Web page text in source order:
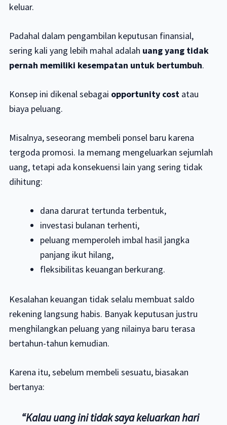
keluar.
Padahal dalam pengambilan keputusan finansial,
sering kali yang lebih mahal adalah uang yang tidak
pernah memiliki kesempatan untuk bertumbuh.
Konsep ini dikenal sebagai opportunity costatau
biaya peluang.
Misalnya, seseorang membeli ponsel baru karena
tergoda promosi. Ia memang mengeluarkan sejumlah
uang, tetapi ada konsekuensi lain yang sering tidak
dihitung:
dana darurat tertunda terbentuk,
investasi bulanan terhenti,
peluang memperoleh imbal hasil jangka
panjang ikut hilang,
fleksibilitas keuangan berkurang.
Kesalahan keuangan tidak selalu membuat saldo
rekening langsung habis. Banyak keputusan justru
menghilangkan peluang yang nilainya baru terasa
bertahun-tahun kemudian.
Karena itu, sebelum membeli sesuatu, biasakan
bertanya:
“Kalau uang ini tidak saya keluarkan hari